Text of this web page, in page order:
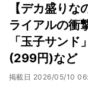
【デカ盛り
ライアルの衝
「玉子サン
(299円)など
掲載日 2026/05/10